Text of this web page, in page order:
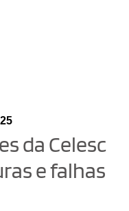
da Celesc
e falhas